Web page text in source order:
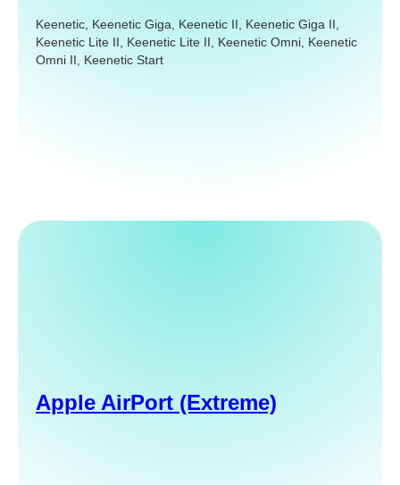
Keenetic, Keenetic Giga, Keenetic II, Keenetic Giga II,
Keenetic Lite II, Keenetic Lite II, Keenetic Omni, Keenetic
Omni II, Keenetic Start
Apple AirPort (Extreme)